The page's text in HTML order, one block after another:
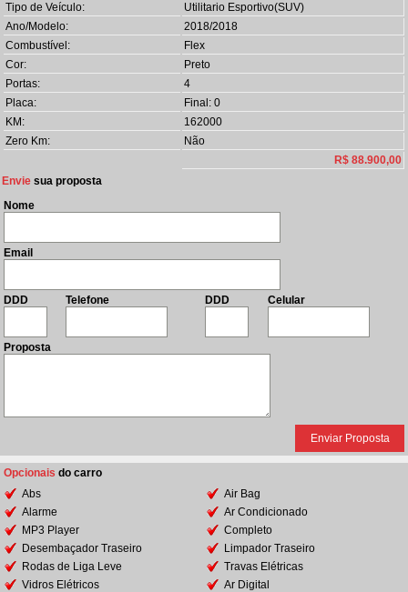
Tipo de Veículo:
Utilitario Esportivo(SUV)
Ano/Modelo:
2018/2018
Combustível:
Flex
Cor:
Preto
Portas:
4
Placa:
Final: 0
KM:
162000
Zero Km:
Não
R$ 88.900,00
Envie sua proposta
Nome
Email
DDD Telefone DDD Celular
Proposta
Opcionais do carro
Abs
Air Bag
Alarme
Ar Condicionado
MP3 Player
Completo
Desembaçador Traseiro
Limpador Traseiro
Rodas de Liga Leve
Travas Elétricas
Vidros Elétricos
Ar Digital